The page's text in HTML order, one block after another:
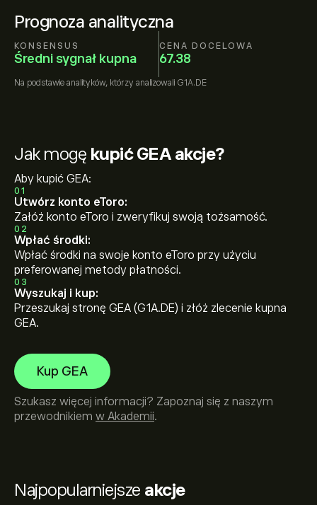
Prognoza analityczna
KONSENSUS
Średni sygnał kupna
CENA DOCELOWA
67.38
Na podstawie analityków, którzy analizowali G1A.DE
Najpopularniejsze akcje
Jak mogę kupić GEA akcje?
Aby kupić GEA:
01
Utwórz konto eToro:
Załóż konto eToro i zweryfikuj swoją tożsamość.
02
Wpłać środki:
Wpłać środki na swoje konto eToro przy użyciu
preferowanej metody płatności.
03
Wyszukaj i kup:
Przeszukaj stronę GEA (G1A.DE) i złóż zlecenie kupna
GEA.
Kup GEA
Szukasz więcej informacji? Zapoznaj się z naszym
przewodnikiem w Akademii.